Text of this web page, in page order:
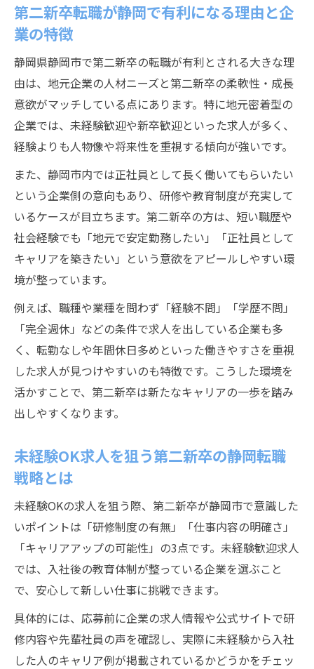
未経験歓迎の静岡市求人を選ぶコツ
第二新卒向け未経験歓迎求人の静岡市での
探し方
静岡で未経験OKの求人に応募する際の注意
点
第二新卒が静岡市で未経験職種へ挑戦する
コツ
研修制度が整った静岡市求人のチェックポ
イント
静岡求人で第二新卒が成長できる業界の特
徴
静岡県静岡市で第二新卒に人気の働き方
未経験から始める静岡市の新しいキャリア
選択肢
ワークライフバランス重視の静岡市求人の
魅力
正社員を目指す第二新卒に静岡市でおすす
第二新卒歓迎の静岡市企業で実現する働き
方改革
ワークライフバランス重視派必見の応募術
第二新卒が静岡市で叶えるワークライフバ
ランス実現法
残業少なめ求人を選ぶ第二新卒の静岡市応
募ポイント
未経験OKで働きやすい静岡市求人の選び方
第二新卒が静岡で見逃しがちな福利厚生の
チェック法
第二新卒転職が静岡で有利になる理由と企
業の特徴
静岡県静岡市で第二新卒の転職が有利とされる大きな理
由は、地元企業の人材ニーズと第二新卒の柔軟性・成長
意欲がマッチしている点にあります。特に地元密着型の
企業では、未経験歓迎や新卒歓迎といった求人が多く、
経験よりも人物像や将来性を重視する傾向が強いです。
また、静岡市内では正社員として長く働いてもらいたい
という企業側の意向もあり、研修や教育制度が充実して
いるケースが目立ちます。第二新卒の方は、短い職歴や
社会経験でも「地元で安定勤務したい」「正社員として
キャリアを築きたい」という意欲をアピールしやすい環
境が整っています。
例えば、職種や業種を問わず「経験不問」「学歴不問」
「完全週休」などの条件で求人を出している企業も多
く、転勤なしや年間休日多めといった働きやすさを重視
した求人が見つけやすいのも特徴です。こうした環境を
活かすことで、第二新卒は新たなキャリアの一歩を踏み
出しやすくなります。
未経験OK求人を狙う第二新卒の静岡転職
戦略とは
未経験OKの求人を狙う際、第二新卒が静岡市で意識した
いポイントは「研修制度の有無」「仕事内容の明確さ」
「キャリアアップの可能性」の3点です。未経験歓迎求人
では、入社後の教育体制が整っている企業を選ぶこと
で、安心して新しい仕事に挑戦できます。
具体的には、応募前に企業の求人情報や公式サイトで研
修内容や先輩社員の声を確認し、実際に未経験から入社
した人のキャリア例が掲載されているかどうかをチェッ